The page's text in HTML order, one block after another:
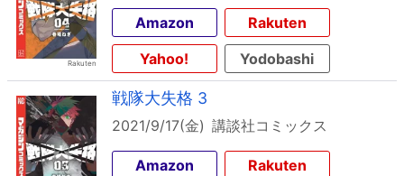
Amazon
Rakuten
Yahoo!
Yodobashi
戦隊大失格 3
2021/9/17(金) 講談社コミックス
Amazon
Rakuten